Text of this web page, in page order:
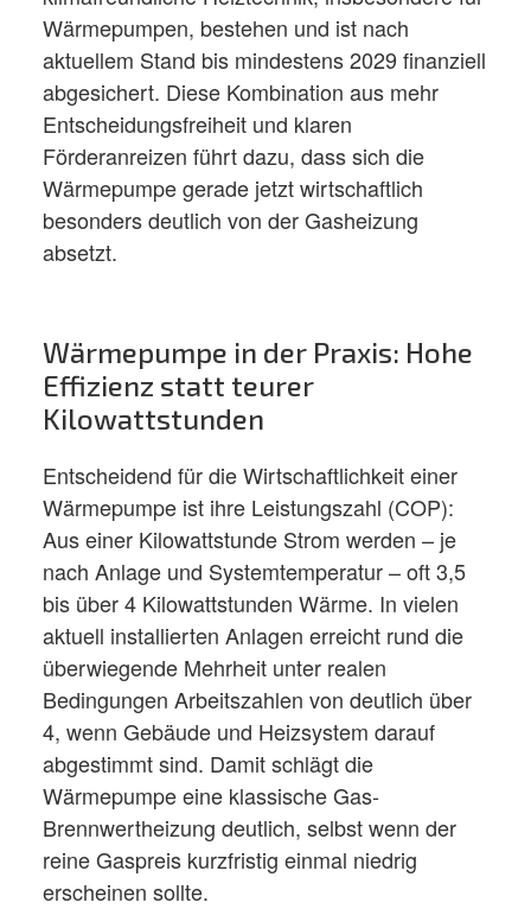
Wärmepumpen, bestehen und ist nach
aktuellem Stand bis mindestens 2029 finanziell
abgesichert. Diese Kombination aus mehr
Entscheidungsfreiheit und klaren
Förderanreizen führt dazu, dass sich die
Wärmepumpe gerade jetzt wirtschaftlich
besonders deutlich von der Gasheizung
absetzt.
Wärmepumpe in der Praxis: Hohe
Effizienz statt teurer
Kilowattstunden
Entscheidend für die Wirtschaftlichkeit einer
Wärmepumpe ist ihre Leistungszahl (COP):
Aus einer Kilowattstunde Strom werden – je
nach Anlage und Systemtemperatur – oft 3,5
bis über 4 Kilowattstunden Wärme. In vielen
aktuell installierten Anlagen erreicht rund die
überwiegende Mehrheit unter realen
Bedingungen Arbeitszahlen von deutlich über
4, wenn Gebäude und Heizsystem darauf
abgestimmt sind. Damit schlägt die
Wärmepumpe eine klassische Gas-
Brennwertheizung deutlich, selbst wenn der
reine Gaspreis kurzfristig einmal niedrig
erscheinen sollte.